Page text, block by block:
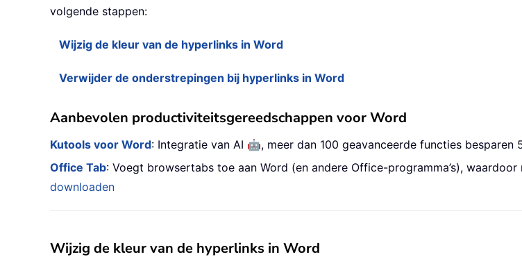
volgende stappen:
Wijzig de kleur van de hyperlinks in Word
Verwijder de onderstrepingen bij hyperlinks in Word
Aanbevolen productiviteitsgereedschappen voor Word
Kutools voor Word: Integratie van AI 🤖, meer dan 100 geavanceerde functies
Office Tab: Voegt browsertabs toe aan Word (en andere Office-programma’s),
downloaden
Wijzig de kleur van de hyperlinks in Word